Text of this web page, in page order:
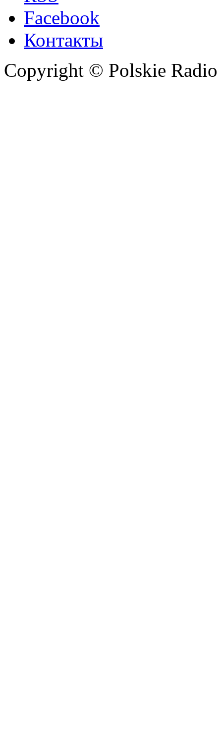
Facebook
Контакты
Copyright © Polskie